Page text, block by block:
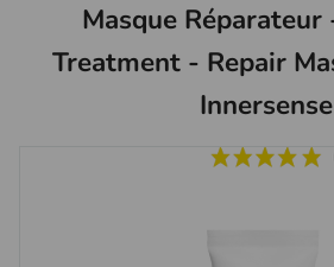
Masque
Treatment - Repair
Innersense